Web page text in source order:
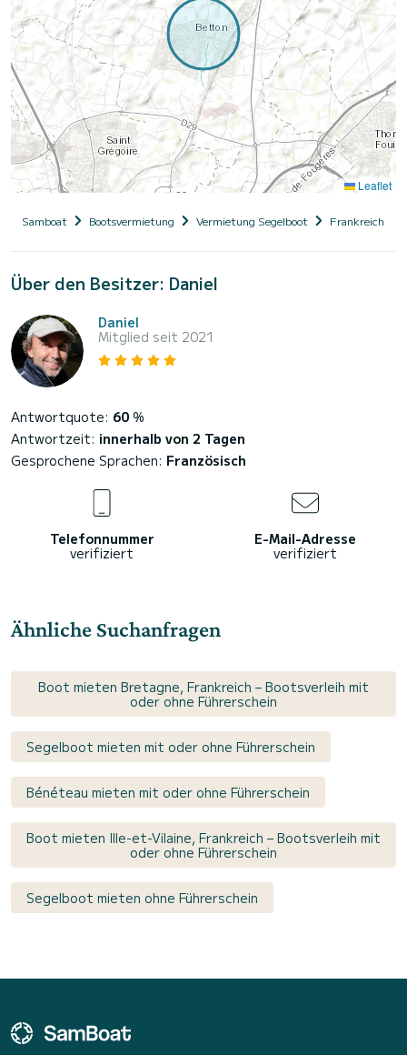
Leaflet
Samboat Bootsvermietung Vermietung Segelboot Frankreich
Über den Besitzer: Daniel
Daniel
Mitglied seit 2021
Antwortquote: 60 %
Antwortzeit: innerhalb von 2 Tagen
Gesprochene Sprachen: Französisch
Telefonnummer
verifiziert
E-Mail-Adresse
verifiziert
Ähnliche Suchanfragen
Boot mieten Bretagne, Frankreich – Bootsverleih mit
oder ohne Führerschein
Segelboot mieten mit oder ohne Führerschein
Bénéteau mieten mit oder ohne Führerschein
Boot mieten Ille-et-Vilaine, Frankreich – Bootsverleih mit
oder ohne Führerschein
Segelboot mieten ohne Führerschein